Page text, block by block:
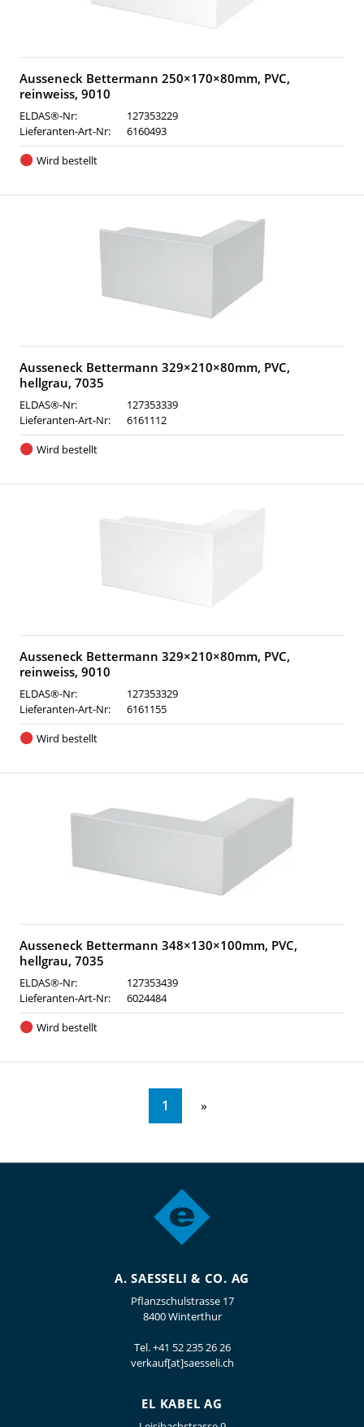
Ausseneck Bettermann 250×170×80mm, PVC,
reinweiss, 9010
ELDAS®-Nr:
127353229
Lieferanten-Art-Nr:
6160493
Wird bestellt
Ausseneck Bettermann 329×210×80mm, PVC,
hellgrau, 7035
ELDAS®-Nr:
127353339
Lieferanten-Art-Nr:
6161112
Wird bestellt
Ausseneck Bettermann 329×210×80mm, PVC,
reinweiss, 9010
ELDAS®-Nr:
127353329
Lieferanten-Art-Nr:
6161155
Wird bestellt
Ausseneck Bettermann 348×130×100mm, PVC,
hellgrau, 7035
ELDAS®-Nr:
127353439
Lieferanten-Art-Nr:
6024484
Wird bestellt
1
A. SAESSELI & CO. AG
Pflanzschulstrasse 17
8400 Winterthur
Tel.+41 52 235 26 26
verkauf[at]saesseli.ch
EL KABEL AG